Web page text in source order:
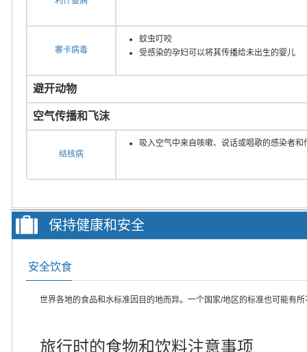
寨卡病毒
蚊虫叮咬
受感染的孕妇可以将其传播给未出生的婴儿
避开动物
空气传播和飞沫
结核病
吸入空气中来自咳嗽、说话或唱歌的感染者
保持健康和安全
安全饮食
世界各地的食品和水标准因目的地而异。一个国家/地区的标准也可能有
旅行时的食物和饮料注意事项